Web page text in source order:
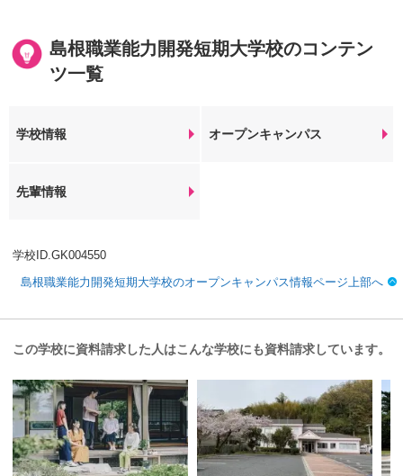
島根職業能力開発短期大学校のコンテン
ツ一覧
学校情報 オープンキャンパス
先輩情報
学校ID.GK004550
島根職業能力開発短期大学校のオープンキャンパス情報ページ上部へ
この学校に資料請求した人はこんな学校にも資料請求しています。